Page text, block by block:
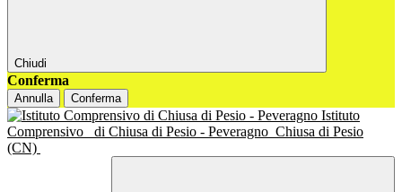
Chiudi
Conferma
Annulla Conferma
Istituto
Comprensivo
di Chiusa di Pesio - Peveragno Chiusa di Pesio
(CN)